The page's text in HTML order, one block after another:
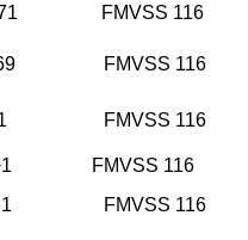
FMVSS 116
FMVSS 116
FMVSS 116
FMVSS 116
FMVSS 116